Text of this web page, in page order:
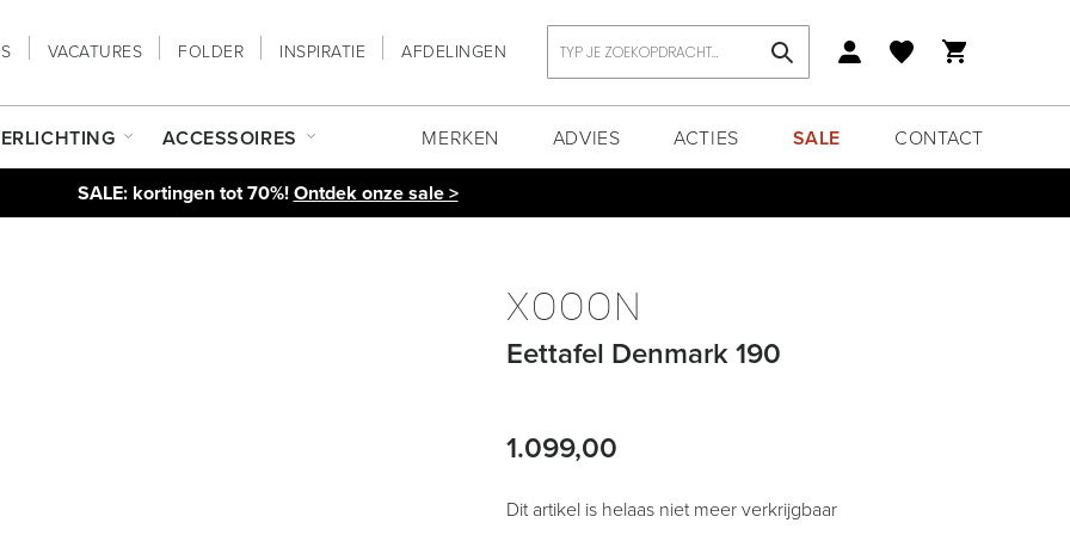
VACATURES FOLDER INSPIRATIE AFDELINGEN
ACCESSOIRES MERKEN ADVIES ACTIES SALE CONTACT
SALE: kortingen tot 70%!Ontdek onze sale >
XOOON
Eettafel Denmark 190
1.099,00
Dit artikel is helaas niet meer verkrijgbaar